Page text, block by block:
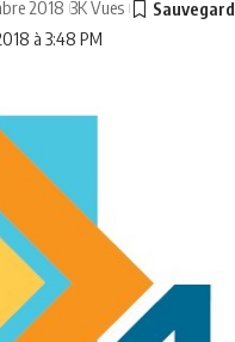
à 3:48 PM
2018 3K Vues